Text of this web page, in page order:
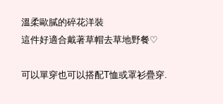
溫柔歐膩的碎花洋裝
這件好適合戴著草帽去草地野餐♡
可以單穿也可以搭配T恤或罩衫疊穿.